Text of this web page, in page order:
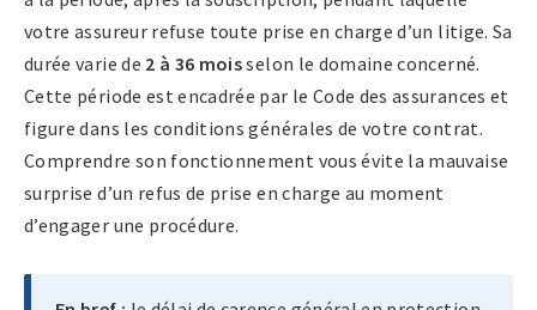
votre assureur refuse toute prise en charge d’un litige. Sa
durée varie de 2 à 36 moisselon le domaine concerné.
Cette période est encadrée par le Code des assurances et
figure dans les conditions générales de votre contrat.
Comprendre son fonctionnement vous évite la mauvaise
surprise d’un refus de prise en charge au moment
d’engager une procédure.